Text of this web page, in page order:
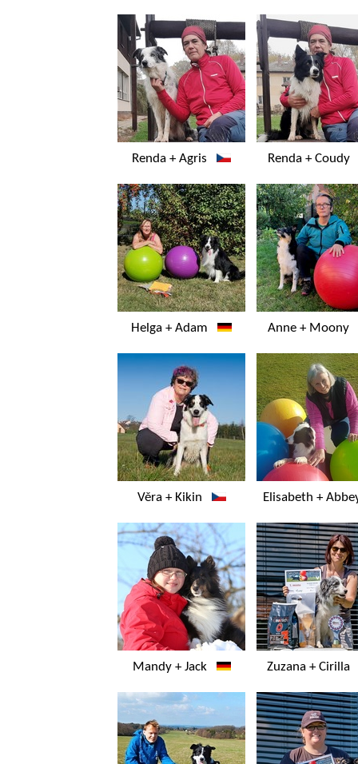
Renda + Agris Renda +
Helga + Adam Anne + Moony
Věra + Kikin Elisabeth +
Mandy + Jack Zuzana +